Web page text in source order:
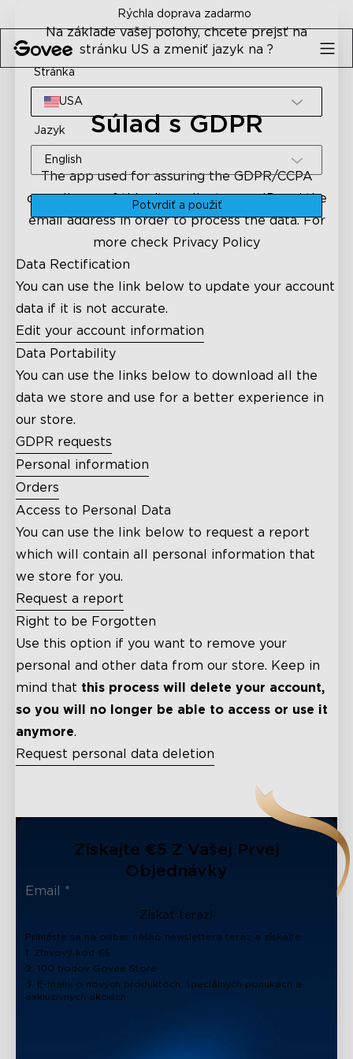
Rýchla doprava zadarmo
Súlad s GDPR
The app used for assuring the GDPR/CCPA
compliance of this site, collects your IP and the
email address in order to process the data. For
more check Privacy Policy
Data Rectification
You can use the link below to update your account
data if it is not accurate.
Edit your account information
Data Portability
You can use the links below to download all the
data we store and use for a better experience in
our store.
GDPR requests
Personal information
Orders
Access to Personal Data
You can use the link below to request a report
which will contain all personal information that
we store for you.
Request a report
Right to be Forgotten
Use this option if you want to remove your
personal and other data from our store. Keep in
mind that this process will delete your account,
so you will no longer be able to access or use it
anymore.
Request personal data deletion
Na základe vašej polohy, chcete prejsť na
stránku US a zmeniť jazyk na ?
Stránka
USA
Jazyk
English
Potvrdiť a použiť
Získajte €5 Z Vašej Prvej
Objednávky
Získať teraz!
Prihláste sa na odber nášho newslettera teraz a získajte:
1. Zľavový kód €5
2. 100 bodov Govee Store
3. E-maily o nových produktoch, špeciálnych ponukách a
exkluzívnych akciách